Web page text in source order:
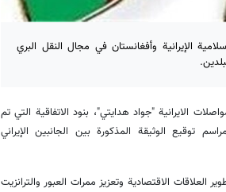
الإيرانية وأفغانستان في مجال النقل البري
الايرانية "جواد هدايتي"، بنود الاتفاقية التي تم
توقيع الوثيقة المذكورة بين الجانبين الإيراني
العلاقات الاقتصادية وتعزيز ممرات العبور والترانزيت